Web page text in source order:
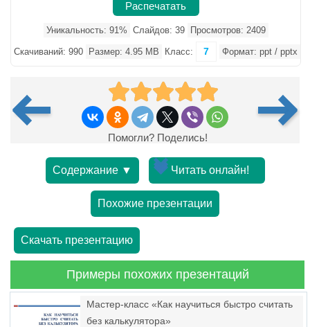
Распечатать
Уникальность: 91% Слайдов: 39 Просмотров: 2409
Скачиваний: 990 Размер: 4.95 MB Класс: 7 Формат: ppt / pptx
Помогли? Поделись!
Содержание ▼ Читать онлайн!
Похожие презентации
Скачать презентацию
Примеры похожих презентаций
Мастер-класс «Как научиться быстро считать
без калькулятора»